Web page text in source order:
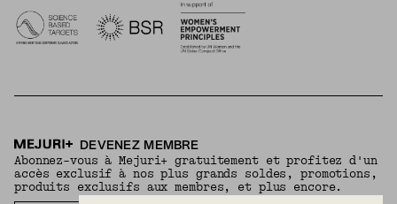
DEVENEZ MEMBRE
Abonnez-vous à Mejuri+ gratuitement et profitez d'un
accès exclusif à nos plus grands soldes, promotions,
produits exclusifs aux membres, et plus encore.